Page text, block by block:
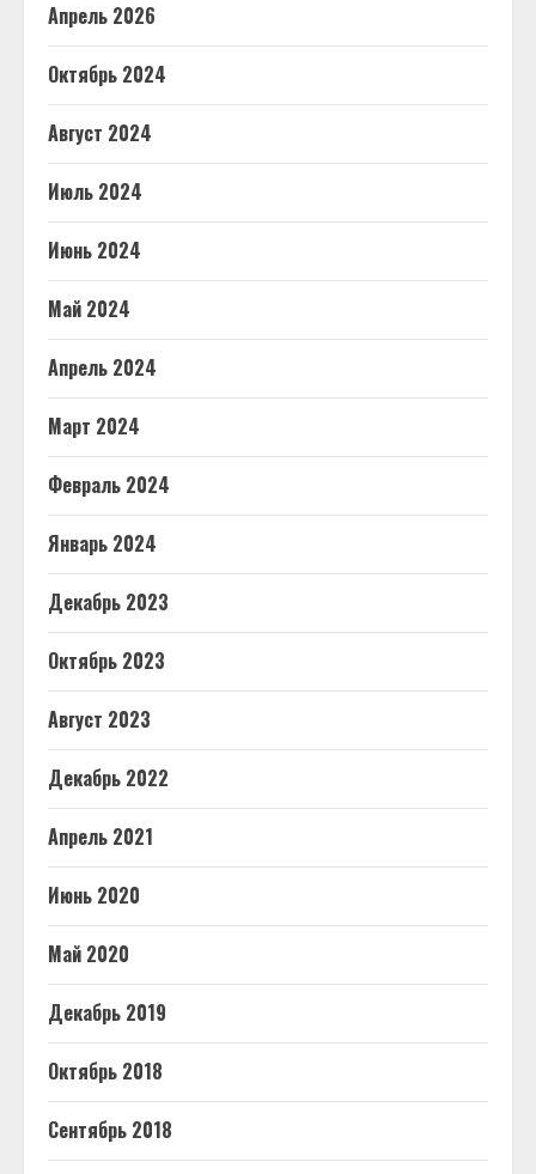
Апрель 2026
Октябрь 2024
Август 2024
Июль 2024
Июнь 2024
Май 2024
Апрель 2024
Март 2024
Февраль 2024
Январь 2024
Декабрь 2023
Октябрь 2023
Август 2023
Декабрь 2022
Апрель 2021
Июнь 2020
Май 2020
Декабрь 2019
Октябрь 2018
Сентябрь 2018